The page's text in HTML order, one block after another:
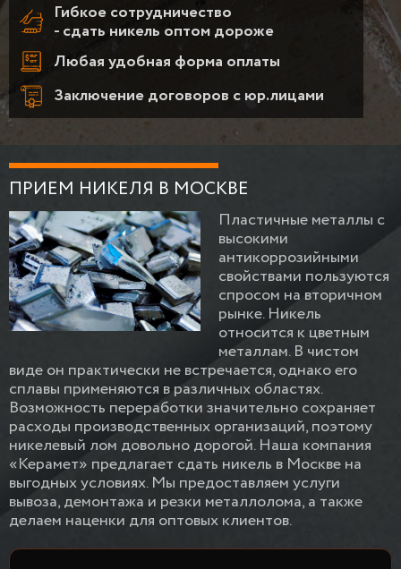
Гибкое сотрудничество
- сдать никель оптом дороже
Любая удобная форма оплаты
Заключение договоров с юр.лицами
ПРИЕМ НИКЕЛЯ В МОСКВЕ
Пластичные металлы с
высокими
антикоррозийными
свойствами пользуются
спросом на вторичном
рынке. Никель
относится к цветным
металлам. В чистом
виде он практически не встречается, однако его
сплавы применяются в различных областях.
Возможность переработки значительно сохраняет
расходы производственных организаций, поэтому
никелевый лом довольно дорогой. Наша компания
«Керамет» предлагает сдать никель в Москве на
выгодных условиях. Мы предоставляем услуги
вывоза, демонтажа и резки металлолома, а также
делаем наценки для оптовых клиентов.